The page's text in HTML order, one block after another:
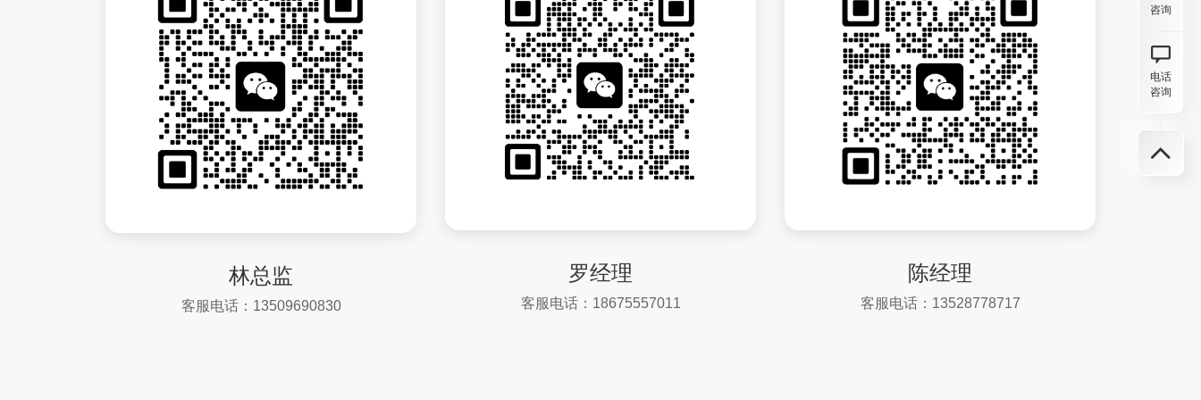
林总监
客服电话：13509690830
罗经理
客服电话：18675557011
陈经理
客服电话：13528778717
咨询
电话
咨询